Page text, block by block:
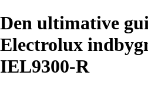
Den ultimative
Electrolux
IEL9300-R